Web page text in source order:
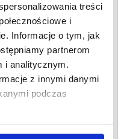
treści
i
Informacje o tym, jak
partnerom
i analitycznym.
z innymi danymi
podczas
Samsung Galaxy S25
i typowym zużyciem.
pozwala korzystać z
się przy oglądaniu filmów.
Samsung Galaxy S25
kieszonka na gotówkę
Caseme 013
portów i przycisków
etui w praktyczny stojak